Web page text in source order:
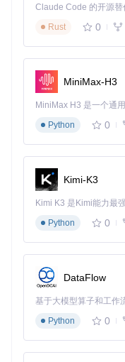
符号或短语设置为缩
环境配置指南：
macOS Ventura及以
展开查看安装步骤
macOS Monterey及以
展开查看安装步骤
💡 学术写作工作流
配置自定义快捷
源→设置
在Pages中启用"自
典
💡 编程开发工作流
Rust
0
MiniMax-H3
Python
0
Kimi-K3
Python
0
DataFlow
基于大模型算子和工作
Python
0